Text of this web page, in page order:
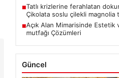
■Tatlı krizlerine ferahlatan
Çikolata soslu çilekli magnolia
■Açık Alan Mimarisinde Estetik
mutfağı Çözümleri
Güncel